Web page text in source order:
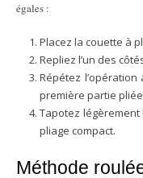
égales :
Placez la couette à
Repliez l’un des
Répétez
première partie
Tapotez légèrement
pliage compact.
Méthode